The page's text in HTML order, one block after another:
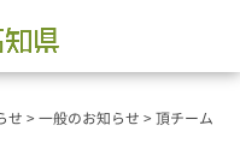
せ > 一般のお知らせ > 頂チーム